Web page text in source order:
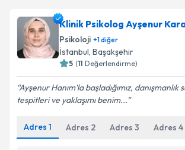
Klinik Psikolog Ayşenur
Psikoloji +1diğer
İstanbul, Başakşehir
5 (11 Değerlendirme)
Ayşenur Hanım’la başladığımız, danışmanlık
tespitleri ve yaklaşımı benim...
Adres 1 Adres 2 Adres 3 Adres 4